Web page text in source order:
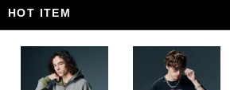
HOT ITEM